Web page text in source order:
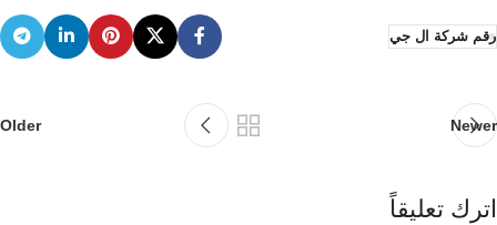
رقم شركة ال جي
Newer
Older
اترك تعليقاً